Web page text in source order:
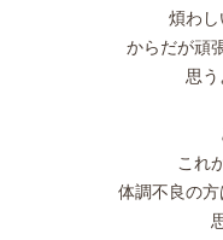
煩わ
からだが頑
思う
これ
体調不良の